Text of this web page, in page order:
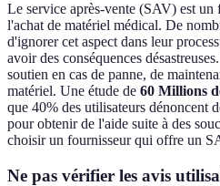
Le service après-vente (SAV) est
l'achat de matériel médical. De
d'ignorer cet aspect dans leur
avoir des conséquences
soutien en cas de panne, de
matériel. Une étude de 60 Millions
que 40% des utilisateurs dénoncent
pour obtenir de l'aide suite à des
choisir un fournisseur qui offre un
Ne pas vérifier les avis